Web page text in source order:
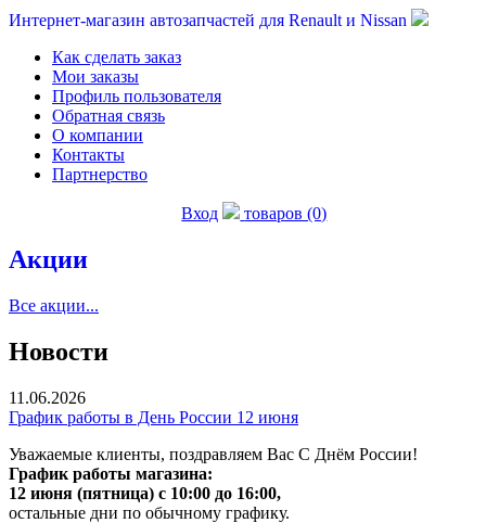
Интернет-магазин автозапчастей для Renault и Nissan
Как сделать заказ
Мои заказы
Профиль пользователя
Обратная связь
О компании
Контакты
Партнерство
Вход товаров (0)
Акции
Все акции...
Новости
11.06.2026
График работы в День России 12 июня
Уважаемые клиенты, поздравляем Вас С Днём России!
График работы магазина:
12 июня (пятница) с 10:00 до 16:00,
остальные дни по обычному графику.